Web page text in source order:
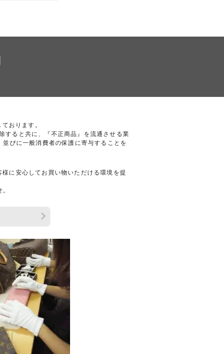
おります。
すると共に、『不正商品』を流通させる業
びに一般消費者の保護に寄与することを
に安心してお買い物いただける環境を提